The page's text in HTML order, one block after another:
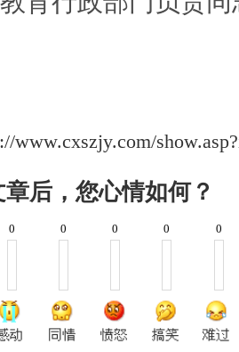
邮箱：cxszedu@126.com 版权所